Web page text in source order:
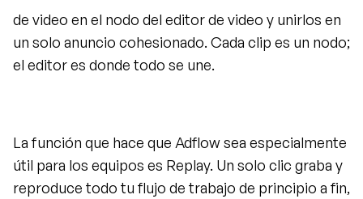
de video en el nodo del editor de video y unirlos en
un solo anuncio cohesionado. Cada clip es un nodo;
el editor es donde todo se une.
La función que hace que Adflow sea especialmente
útil para los equipos es Replay. Un solo clic graba y
reproduce todo tu flujo de trabajo de principio a fin,